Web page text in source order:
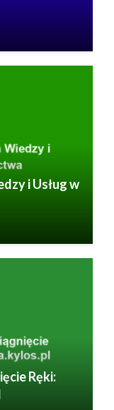
i Usług w
Ręki: